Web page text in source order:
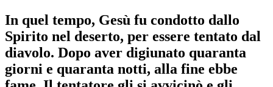
In quel tempo, Gesù fu condotto dallo
Spirito nel deserto, per essere tentato dal
diavolo. Dopo aver digiunato quaranta
giorni e quaranta notti, alla fine ebbe